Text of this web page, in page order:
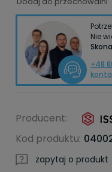
Nie
+48
Producent:
Kod produktu:
zapytaj o produkt